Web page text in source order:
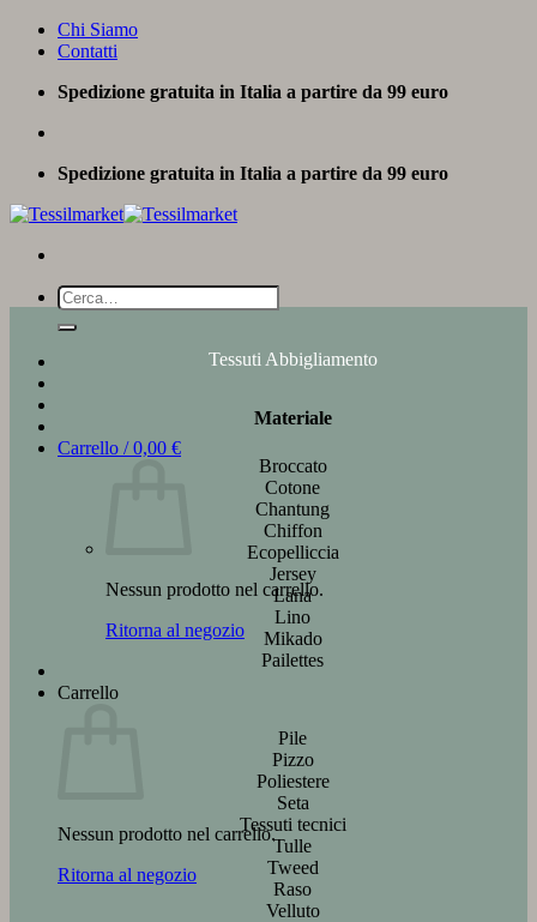
Salta
Chi Siamo
Contatti
Spedizione gratuita in Italia a partire da 99 euro
Spedizione gratuita in Italia a partire da 99 euro
Cerca:
Carrello /0,00 €
Nessun prodotto nel carrello.
Ritorna al negozio
Carrello
Nessun prodotto nel carrello.
Ritorna al negozio
Tessuti Abbigliamento
Materiale
Broccato
Cotone
Chantung
Chiffon
Ecopelliccia
Jersey
Lana
Lino
Mikado
Pailettes
Pile
Pizzo
Poliestere
Seta
Tessuti tecnici
Tulle
Tweed
Raso
Velluto